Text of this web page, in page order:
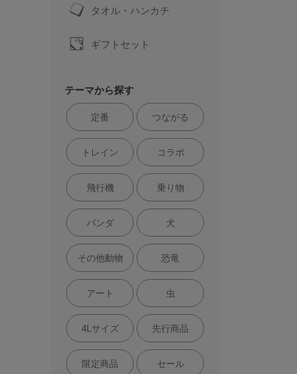
タオル・ハンカチ
ギフトセット
テーマから探す
定番 つながる
トレイン コラボ
飛行機 乗り物
パンダ 犬
その他動物 恐竜
アート 虫
4Lサイズ 先行商品
限定商品 セール